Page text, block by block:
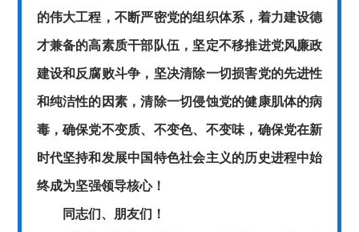
的伟大工程，不断严密党的组织体系，着力建设德
才兼备的高素质干部队伍，坚定不移推进党风廉政
建设和反腐败斗争，坚决清除一切损害党的先进性
和纯洁性的因素，清除一切侵蚀党的健康肌体的病
毒，确保党不变质、不变色、不变味，确保党在新
时代坚持和发展中国特色社会主义的历史进程中始
终成为坚强领导核心！
同志们、朋友们！